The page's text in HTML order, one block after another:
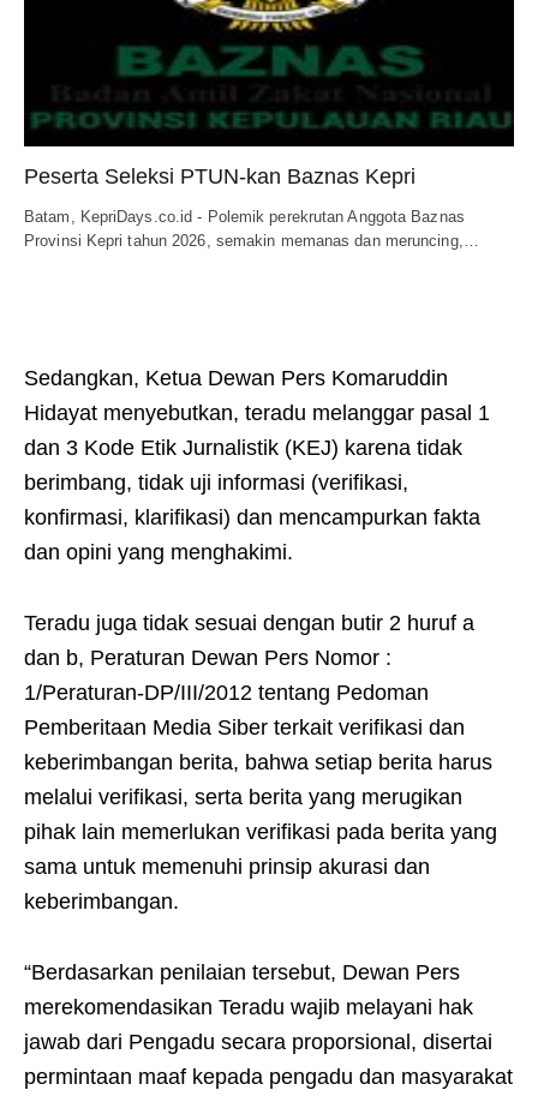
Peserta Seleksi PTUN-kan Baznas Kepri
Batam, KepriDays.co.id - Polemik perekrutan Anggota Baznas
Provinsi Kepri tahun 2026, semakin memanas dan meruncing,…
Sedangkan, Ketua Dewan Pers Komaruddin
Hidayat menyebutkan, teradu melanggar pasal 1
dan 3 Kode Etik Jurnalistik (KEJ) karena tidak
berimbang, tidak uji informasi (verifikasi,
konfirmasi, klarifikasi) dan mencampurkan fakta
dan opini yang menghakimi.
Teradu juga tidak sesuai dengan butir 2 huruf a
dan b, Peraturan Dewan Pers Nomor :
1/Peraturan-DP/III/2012 tentang Pedoman
Pemberitaan Media Siber terkait verifikasi dan
keberimbangan berita, bahwa setiap berita harus
melalui verifikasi, serta berita yang merugikan
pihak lain memerlukan verifikasi pada berita yang
sama untuk memenuhi prinsip akurasi dan
keberimbangan.
“Berdasarkan penilaian tersebut, Dewan Pers
merekomendasikan Teradu wajib melayani hak
jawab dari Pengadu secara proporsional, disertai
permintaan maaf kepada pengadu dan masyarakat